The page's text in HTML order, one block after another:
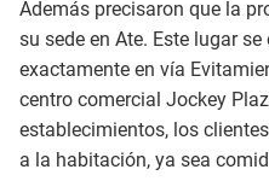
Además precisaron que la
su sede en Ate. Este lugar
exactamente en vía
centro comercial Jockey
establecimientos, los
a la habitación, ya sea